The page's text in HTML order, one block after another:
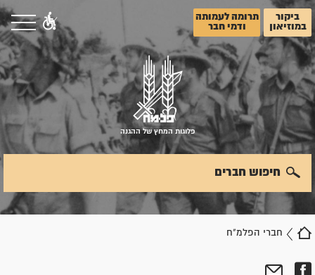
ביקור
במוזיאון
תרומה לעמותה
ודמי חבר
פלוגות המחץ של ההגנה
חברי הפלמ"ח
חיפוש חברים